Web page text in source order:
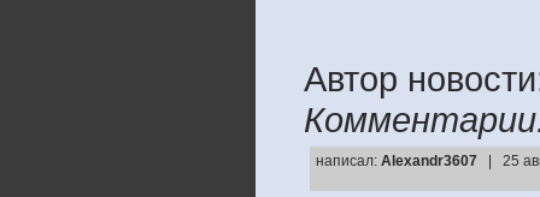
Автор
написал: Alexandr3607 | 25